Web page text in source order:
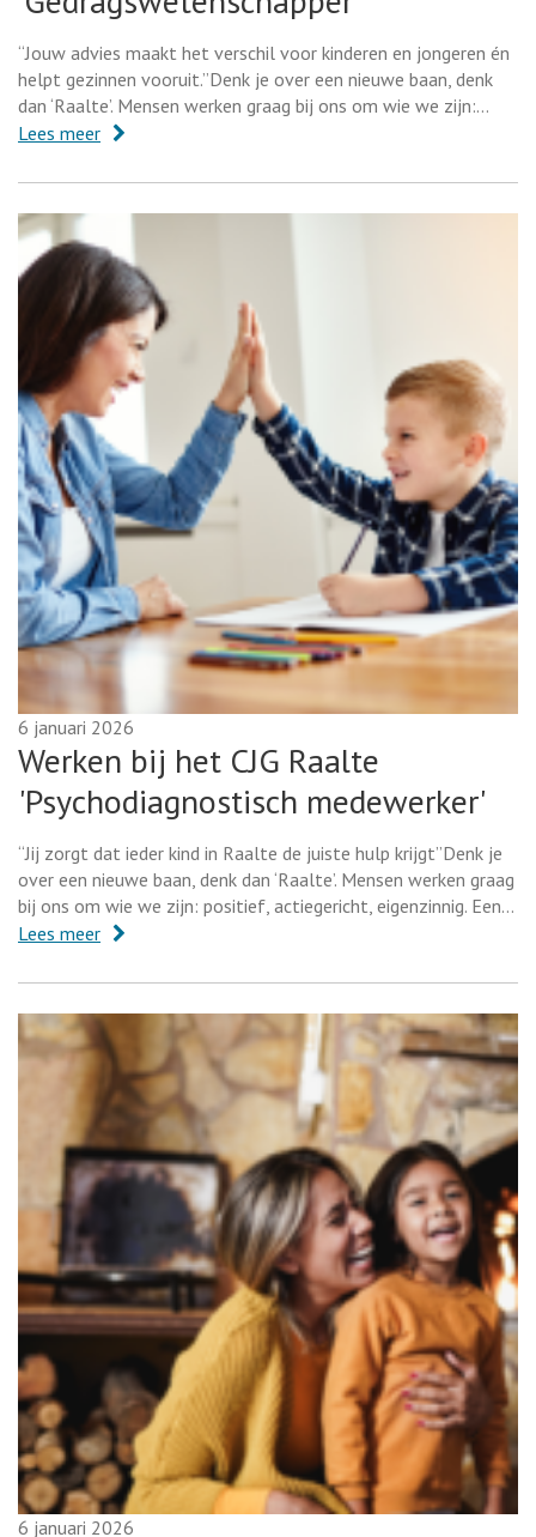
“Jouw advies maakt het verschil voor kinderen en jongeren én
helpt gezinnen vooruit.”Denk je over een nieuwe baan, denk
dan ‘Raalte’. Mensen werken graag bij ons om wie we zijn:…
Lees meer
Werken bij het CJG Raalte
'Psychodiagnostisch medewerker'
6 januari 2026
“Jij zorgt dat ieder kind in Raalte de juiste hulp krijgt”Denk je
over een nieuwe baan, denk dan ‘Raalte’. Mensen werken graag
bij ons om wie we zijn: positief, actiegericht, eigenzinnig. Een…
Lees meer
6 januari 2026